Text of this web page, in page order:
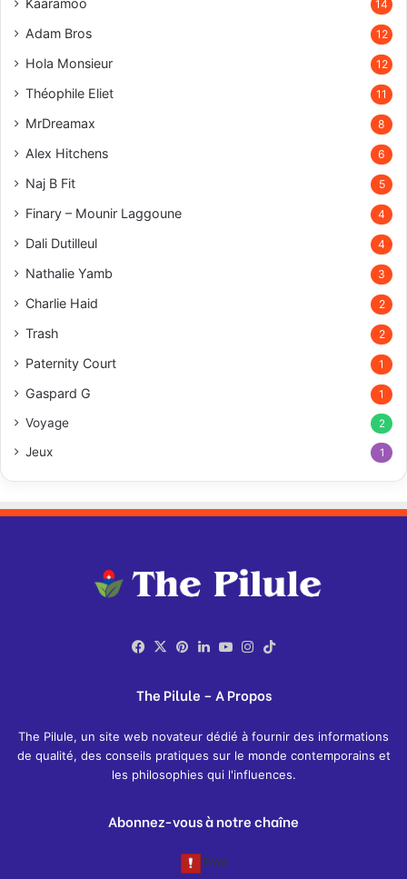
Kaaramoo 14
Adam Bros 12
Hola Monsieur 12
Théophile Eliet 11
MrDreamax 8
Alex Hitchens 6
Naj B Fit 5
Finary – Mounir Laggoune 4
Dali Dutilleul 4
Nathalie Yamb 3
Charlie Haid 2
Trash 2
Paternity Court 1
Gaspard G 1
Voyage 2
Jeux 1
Facebook
X Pinterest
Linkedin
YouTubeInstagram
The Pilule – A Propos
The Pilule, un site web novateur dédié à fournir des informations
de qualité, des conseils pratiques sur le monde contemporains et
les philosophies qui l'influences.
Abonnez-vous à notre chaîne